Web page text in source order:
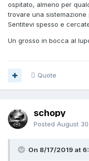
ospitato, almeno per
trovare una
Sentitevi spesso e
Un grosso in bocca al
Quote
schopy
Posted August
On 8/17/2019 at